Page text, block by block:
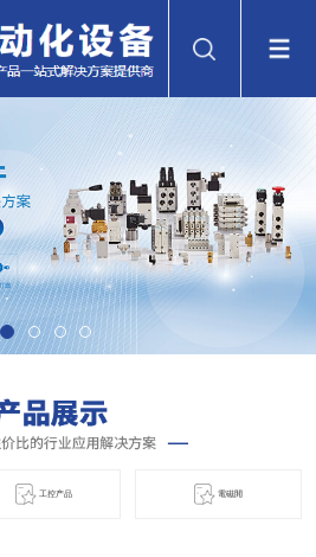
工控产品 電磁閞